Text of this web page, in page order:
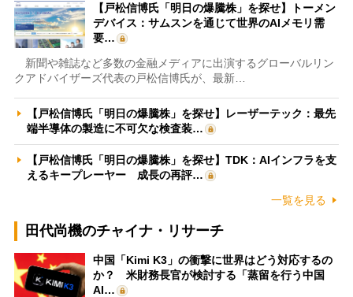
【戸松信博氏「明日の爆騰株」を探せ】トーメン
デバイス：サムスンを通じて世界のAIメモリ需
要…
新聞や雑誌など多数の金融メディアに出演するグローバルリン
クアドバイザーズ代表の戸松信博氏が、最新…
【戸松信博氏「明日の爆騰株」を探せ】レーザーテック：最先
端半導体の製造に不可欠な検査装…
【戸松信博氏「明日の爆騰株」を探せ】TDK：AIインフラを支
えるキープレーヤー 成長の再評…
一覧を見る
田代尚機のチャイナ・リサーチ
中国「Kimi K3」の衝撃に世界はどう対応するの
か？ 米財務長官が検討する「蒸留を行う中国
AI…